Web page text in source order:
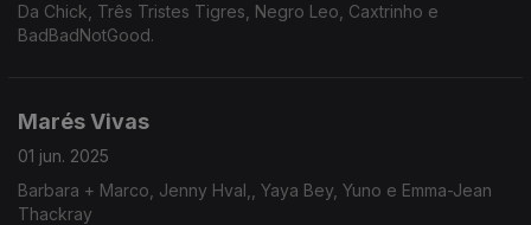
Da Chick, Três Tristes Tigres, Negro Leo, Caxtrinho e
BadBadNotGood.
Marés Vivas
01 jun. 2025
Barbara + Marco, Jenny Hval,, Yaya Bey, Yuno e Emma-Jean
Thackray